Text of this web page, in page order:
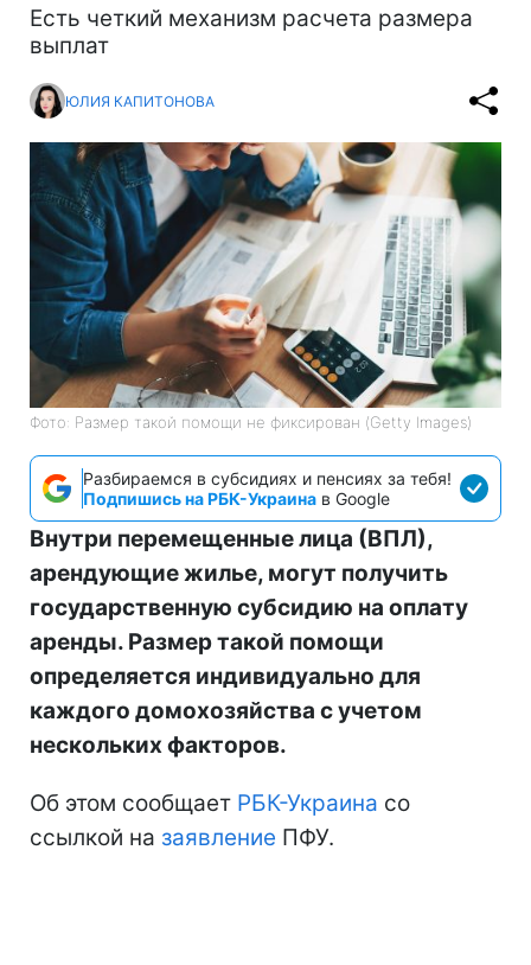
Есть четкий механизм расчета размера
выплат
ЮЛИЯ КАПИТОНОВА
Фото: Размер такой помощи не фиксирован (Getty Images)
Разбираемся в субсидиях и пенсиях за тебя!
Подпишись на РБК-Украина в Google
Внутри перемещенные лица (ВПЛ),
арендующие жилье, могут получить
государственную субсидию на оплату
аренды. Размер такой помощи
определяется индивидуально для
каждого домохозяйства с учетом
нескольких факторов.
Об этом сообщает РБК-Украина со
ссылкой на заявление ПФУ.